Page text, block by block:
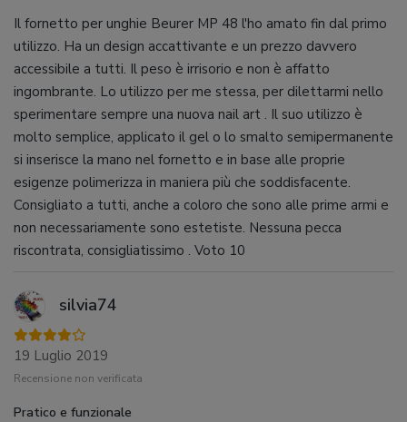
Il fornetto per unghie Beurer MP 48 l'ho amato fin dal primo
utilizzo. Ha un design accattivante e un prezzo davvero
accessibile a tutti. Il peso è irrisorio e non è affatto
ingombrante. Lo utilizzo per me stessa, per dilettarmi nello
sperimentare sempre una nuova nail art . Il suo utilizzo è
molto semplice, applicato il gel o lo smalto semipermanente
si inserisce la mano nel fornetto e in base alle proprie
esigenze polimerizza in maniera più che soddisfacente.
Consigliato a tutti, anche a coloro che sono alle prime armi e
non necessariamente sono estetiste. Nessuna pecca
riscontrata, consigliatissimo . Voto 10
silvia74
19 Luglio 2019
Recensione non verificata
Pratico e funzionale